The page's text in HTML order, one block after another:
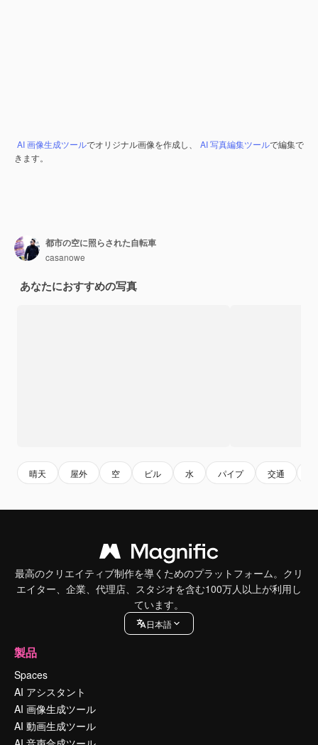
AI 画像生成ツールでオリジナル画像を作成し、 AI 写真編集ツールで編集で
きます。
都市の空に照らされた自転車
casanowe
あなたにおすすめの写真
晴天 屋外 空 ビル 水 パイプ 交通
最高のクリエイティブ制作を導くためのプラットフォーム。クリ
エイター、企業、代理店、スタジオを含む100万人以上が利用し
ています。
日本語
製品
Spaces
AI アシスタント
AI 画像生成ツール
AI 動画生成ツール